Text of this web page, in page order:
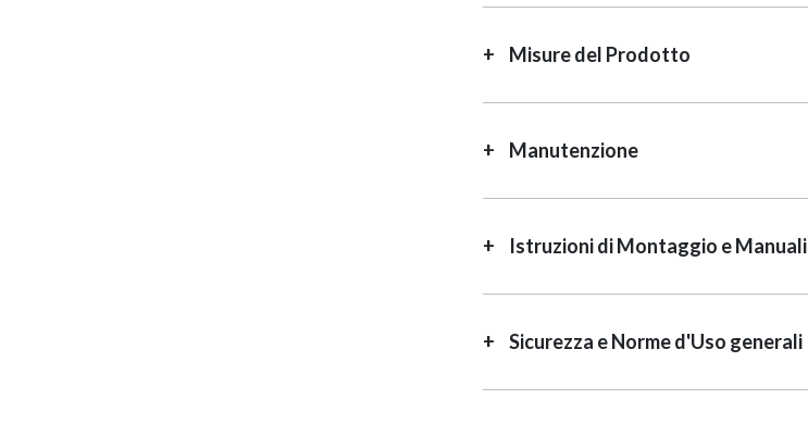
Misure del Prodotto
Manutenzione
Istruzioni di Montaggio e Manuali
Sicurezza e Norme d'Uso generali